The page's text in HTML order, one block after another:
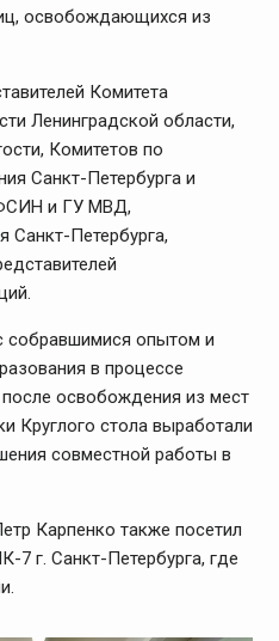
освобождающихся из
Комитета
Ленинградской области,
Комитетов по
Санкт-Петербурга и
и ГУ МВД,
Санкт-Петербурга,
собравшимися опытом и
в процессе
освобождения из мест
Круглого стола выработали
совместной работы в
Карпенко также посетил
7 г. Санкт-Петербурга, где